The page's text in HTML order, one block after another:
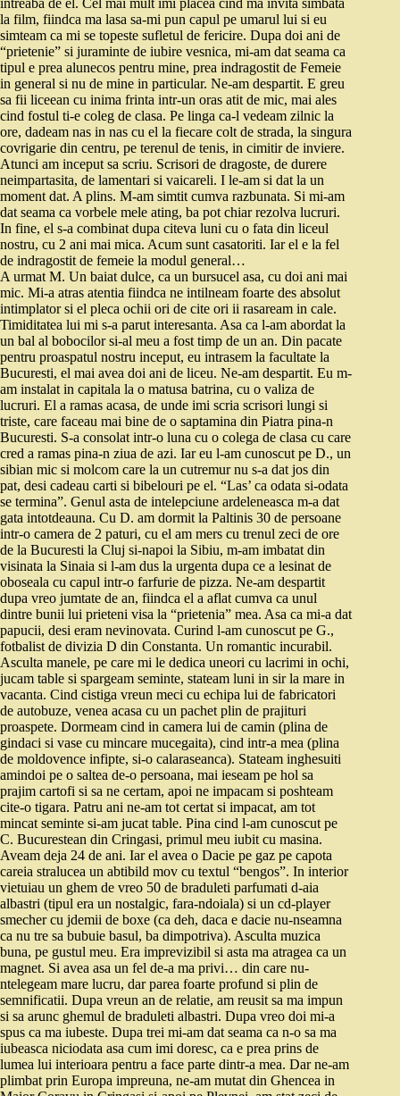
intreaba de el. Cel mai mult imi placea cind ma invita simbata
la film, fiindca ma lasa sa-mi pun capul pe umarul lui si eu
simteam ca mi se topeste sufletul de fericire. Dupa doi ani de
“prietenie” si juraminte de iubire vesnica, mi-am dat seama ca
tipul e prea alunecos pentru mine, prea indragostit de Femeie
in general si nu de mine in particular. Ne-am despartit. E greu
sa fii liceean cu inima frinta intr-un oras atit de mic, mai ales
cind fostul ti-e coleg de clasa. Pe linga ca-l vedeam zilnic la
ore, dadeam nas in nas cu el la fiecare colt de strada, la singura
covrigarie din centru, pe terenul de tenis, in cimitir de inviere.
Atunci am inceput sa scriu. Scrisori de dragoste, de durere
neimpartasita, de lamentari si vaicareli. I le-am si dat la un
moment dat. A plins. M-am simtit cumva razbunata. Si mi-am
dat seama ca vorbele mele ating, ba pot chiar rezolva lucruri.
In fine, el s-a combinat dupa citeva luni cu o fata din liceul
nostru, cu 2 ani mai mica. Acum sunt casatoriti. Iar el e la fel
de indragostit de femeie la modul general…
A urmat M. Un baiat dulce, ca un bursucel asa, cu doi ani mai
mic. Mi-a atras atentia fiindca ne intilneam foarte des absolut
intimplator si el pleca ochii ori de cite ori ii rasaream in cale.
Timiditatea lui mi s-a parut interesanta. Asa ca l-am abordat la
un bal al bobocilor si-al meu a fost timp de un an. Din pacate
pentru proaspatul nostru inceput, eu intrasem la facultate la
Bucuresti, el mai avea doi ani de liceu. Ne-am despartit. Eu m-
am instalat in capitala la o matusa batrina, cu o valiza de
lucruri. El a ramas acasa, de unde imi scria scrisori lungi si
triste, care faceau mai bine de o saptamina din Piatra pina-n
Bucuresti. S-a consolat intr-o luna cu o colega de clasa cu care
cred a ramas pina-n ziua de azi. Iar eu l-am cunoscut pe D., un
sibian mic si molcom care la un cutremur nu s-a dat jos din
pat, desi cadeau carti si bibelouri pe el. “Las’ ca odata si-odata
se termina”. Genul asta de intelepciune ardeleneasca m-a dat
gata intotdeauna. Cu D. am dormit la Paltinis 30 de persoane
intr-o camera de 2 paturi, cu el am mers cu trenul zeci de ore
de la Bucuresti la Cluj si-napoi la Sibiu, m-am imbatat din
visinata la Sinaia si l-am dus la urgenta dupa ce a lesinat de
oboseala cu capul intr-o farfurie de pizza. Ne-am despartit
dupa vreo jumtate de an, fiindca el a aflat cumva ca unul
dintre bunii lui prieteni visa la “prietenia” mea. Asa ca mi-a dat
papucii, desi eram nevinovata. Curind l-am cunoscut pe G.,
fotbalist de divizia D din Constanta. Un romantic incurabil.
Asculta manele, pe care mi le dedica uneori cu lacrimi in ochi,
jucam table si spargeam seminte, stateam luni in sir la mare in
vacanta. Cind cistiga vreun meci cu echipa lui de fabricatori
de autobuze, venea acasa cu un pachet plin de prajituri
proaspete. Dormeam cind in camera lui de camin (plina de
gindaci si vase cu mincare mucegaita), cind intr-a mea (plina
de moldovence infipte, si-o calaraseanca). Stateam inghesuiti
amindoi pe o saltea de-o persoana, mai ieseam pe hol sa
prajim cartofi si sa ne certam, apoi ne impacam si poshteam
cite-o tigara. Patru ani ne-am tot certat si impacat, am tot
mincat seminte si-am jucat table. Pina cind l-am cunoscut pe
C. Bucurestean din Cringasi, primul meu iubit cu masina.
Aveam deja 24 de ani. Iar el avea o Dacie pe gaz pe capota
careia stralucea un abtibild mov cu textul “bengos”. In interior
vietuiau un ghem de vreo 50 de braduleti parfumati d-aia
albastri (tipul era un nostalgic, fara-ndoiala) si un cd-player
smecher cu jdemii de boxe (ca deh, daca e dacie nu-nseamna
ca nu tre sa bubuie basul, ba dimpotriva). Asculta muzica
buna, pe gustul meu. Era imprevizibil si asta ma atragea ca un
magnet. Si avea asa un fel de-a ma privi… din care nu-
ntelegeam mare lucru, dar parea foarte profund si plin de
semnificatii. Dupa vreun an de relatie, am reusit sa ma impun
si sa arunc ghemul de braduleti albastri. Dupa vreo doi mi-a
spus ca ma iubeste. Dupa trei mi-am dat seama ca n-o sa ma
iubeasca niciodata asa cum imi doresc, ca e prea prins de
lumea lui interioara pentru a face parte dintr-a mea. Dar ne-am
plimbat prin Europa impreuna, ne-am mutat din Ghencea in